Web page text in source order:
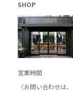
SHOP
営業時間
〈お問い合わせは、